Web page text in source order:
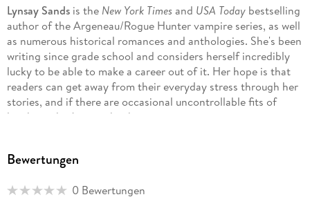
Lynsay Sands is the New York Times and USA Todaybestselling
author of the Argeneau/Rogue Hunter vampire series, as well
as numerous historical romances and anthologies. She's been
writing since grade school and considers herself incredibly
lucky to be able to make a career out of it. Her hope is that
readers can get away from their everyday stress through her
stories, and if there are occasional uncontrollable fits of
laughter, that's just a big bonus.
Bewertungen
0 Bewertungen